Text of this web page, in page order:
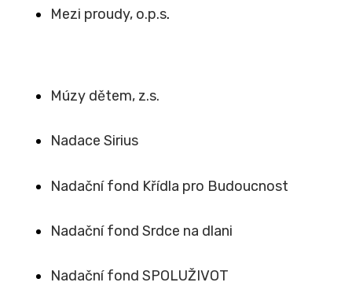
Mezi proudy, o.p.s.
Múzy dětem, z.s.
Nadace Sirius
Nadační fond Křídla pro Budoucnost
Nadační fond Srdce na dlani
Nadační fond SPOLUŽIVOT